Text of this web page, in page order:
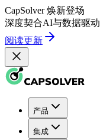
CapSolver 焕新登场
深度契合AI与数据驱动
阅读更新
产品
集成